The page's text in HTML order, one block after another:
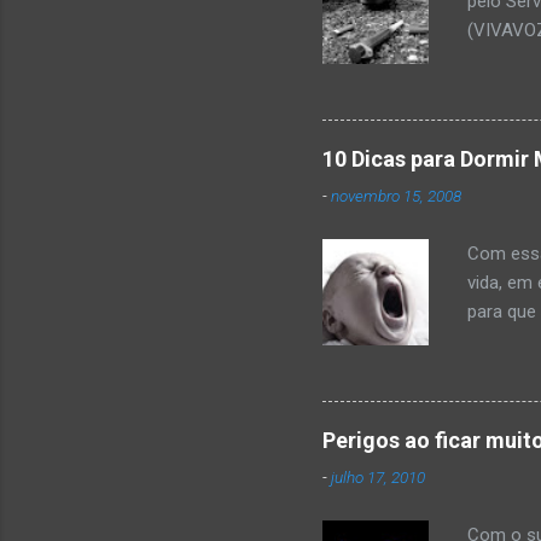
ou
510-
10 Dicas para Dormir
-novembro 15, 2008
Com
vida, em
para
melhor
ser
hora
Perigos ao ficar
-julho 17, 2010
Com o